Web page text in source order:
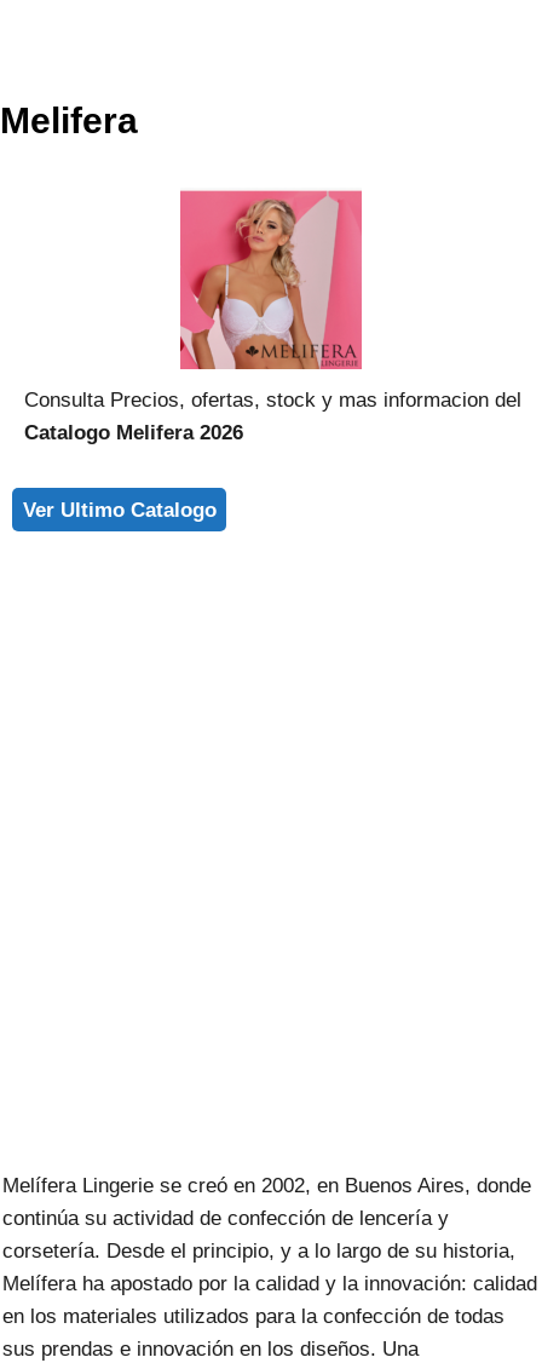
Melifera
Consulta Precios, ofertas, stock y mas informacion del
Catalogo Melifera 2026
Ver Ultimo Catalogo
Melífera Lingerie se creó en 2002, en Buenos Aires, donde
continúa su actividad de confección de lencería y
corsetería. Desde el principio, y a lo largo de su historia,
Melífera ha apostado por la calidad y la innovación: calidad
en los materiales utilizados para la confección de todas
sus prendas e innovación en los diseños. Una